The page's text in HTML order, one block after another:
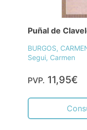
Puñal de
BURGOS,
Segui, Carmen
PVP. 11,95€